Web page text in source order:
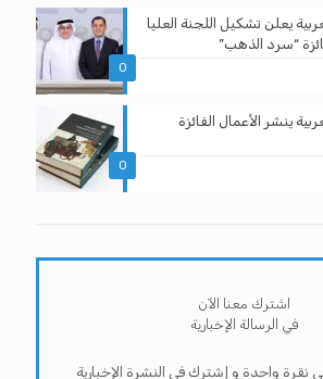
0
يعلن تشكيل اللجنة العليا
“سرد الذهب”
0
ينشر الأعمال الفائزة
اشترك معنا الآن
في الرسالة الإخبارية
نقرة واحدة و إشترك في النشرة الإخبارية